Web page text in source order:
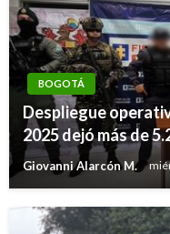
BOGOTÁ
Despliegue
2025 dejó más de
Giovanni Alarcón M.